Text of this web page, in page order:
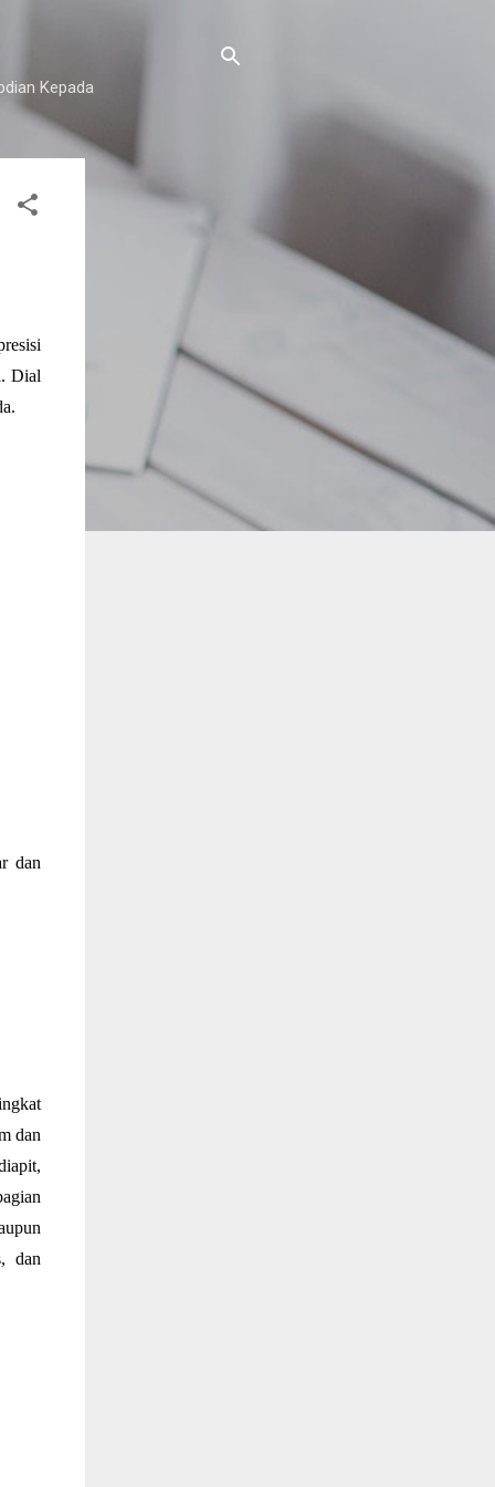
Kepada
Dial
dan
dan
dan